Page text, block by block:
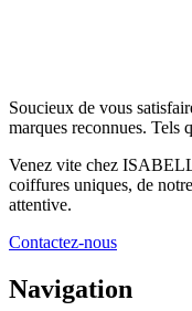
Soucieux de vous
marques reconnues. Tels
Venez vite chez
coiffures uniques, de
attentive.
Contactez-nous
Navigation